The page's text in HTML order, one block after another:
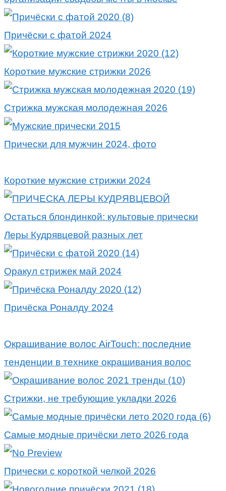
Причёски с фатой 2024
Короткие мужские стрижки 2026
Стрижка мужская молодежная 2026
Прически для мужчин 2024, фото
Короткие мужские стрижки 2024
Остаться блондинкой: культовые прически
Леры Кудрявцевой разных лет
Оракул стрижек май 2024
Причёска Роналду 2024
Окрашивание волос AirTouch: последние
тенденции в технике окрашивания волос
Стрижки, не требующие укладки 2026
Самые модные причёски лето 2026 года
Прически с короткой челкой 2026